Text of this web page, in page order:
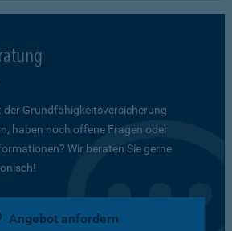
der Grundfähigkeits­versicherung
haben noch offene Fragen oder
Wir beraten Sie gerne
Angebot anfordern